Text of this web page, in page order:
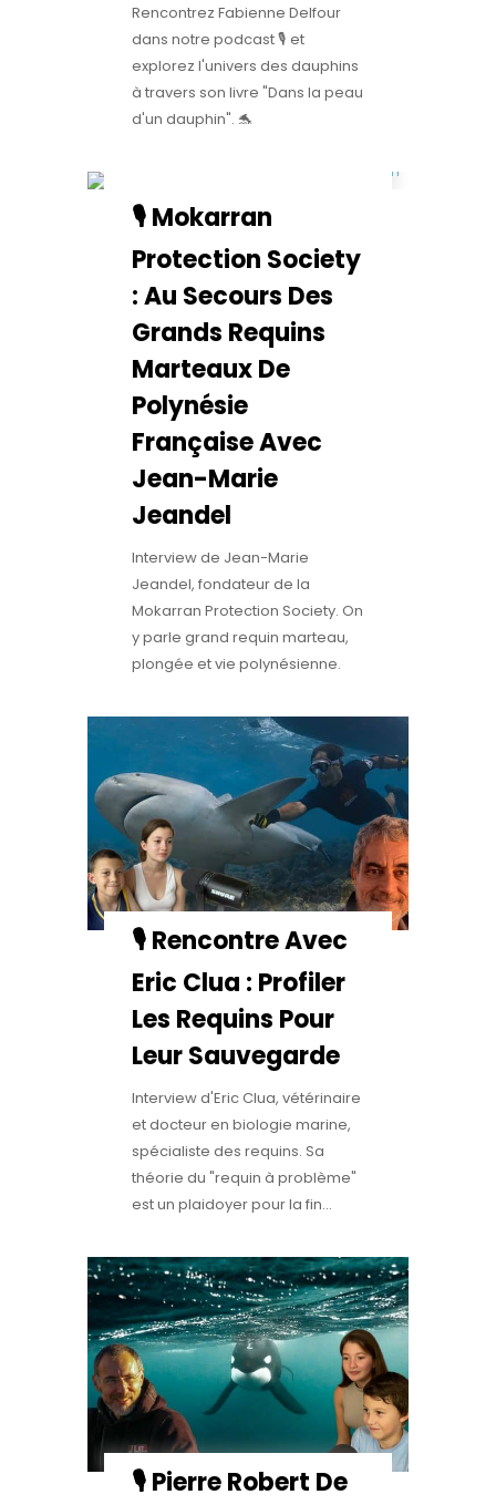
Rencontrez Fabienne Delfour
dans notre podcast 🎙️ et
explorez l'univers des dauphins
à travers son livre "Dans la peau
d'un dauphin". 🐬
🎙️ Mokarran
Protection Society
: Au Secours Des
Grands Requins
Marteaux De
Polynésie
Française Avec
Jean-Marie
Jeandel
Interview de Jean-Marie
Jeandel, fondateur de la
Mokarran Protection Society. On
y parle grand requin marteau,
plongée et vie polynésienne.
🎙️ Rencontre Avec
Eric Clua : Profiler
Les Requins Pour
Leur Sauvegarde
Interview d'Eric Clua, vétérinaire
et docteur en biologie marine,
spécialiste des requins. Sa
théorie du "requin à problème"
est un plaidoyer pour la fin...
🎙️ Pierre Robert De